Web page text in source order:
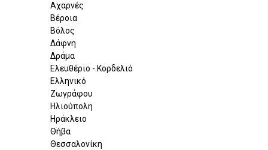
Αχαρνές
Βέροια
Βόλος
Δάφνη
Δράμα
Ελευθέριο - Κορδελιό
Ελληνικό
Ζωγράφου
Ηλιούπολη
Ηράκλειο
Θήβα
Θεσσαλονίκη